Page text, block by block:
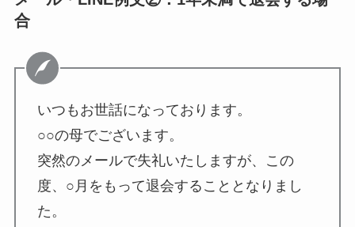
合
いつもお世話になっております。
○○の母でございます。
突然のメールで失礼いたしますが、この
度、○月をもって退会することとなりまし
た。